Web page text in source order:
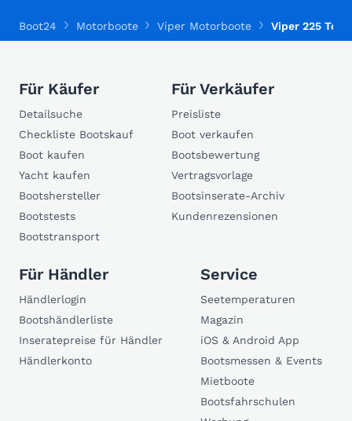
Boot24 Motorboote Viper Motorboote Viper 225
Für Käufer
Detailsuche
Checkliste Bootskauf
Boot kaufen
Yacht kaufen
Bootshersteller
Bootstests
Bootstransport
Für Verkäufer
Preisliste
Boot verkaufen
Bootsbewertung
Vertragsvorlage
Bootsinserate-Archiv
Kundenrezensionen
Für Händler
Händlerlogin
Bootshändlerliste
Inseratepreise für Händler
Händlerkonto
Service
Seetemperaturen
Magazin
iOS & Android App
Bootsmessen & Events
Mietboote
Bootsfahrschulen